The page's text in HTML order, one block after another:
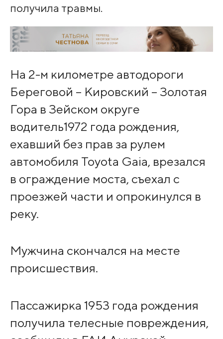
получила травмы.
На 2-м километре автодороги
Береговой – Кировский – Золотая
Гора в Зейском округе
водитель1972 года рождения,
ехавший без прав за рулем
автомобиля Toyota Gaia, врезался
в ограждение моста, съехал с
проезжей части и опрокинулся в
реку.
Мужчина скончался на месте
происшествия.
Пассажирка 1953 года рождения
получила телесные повреждения,